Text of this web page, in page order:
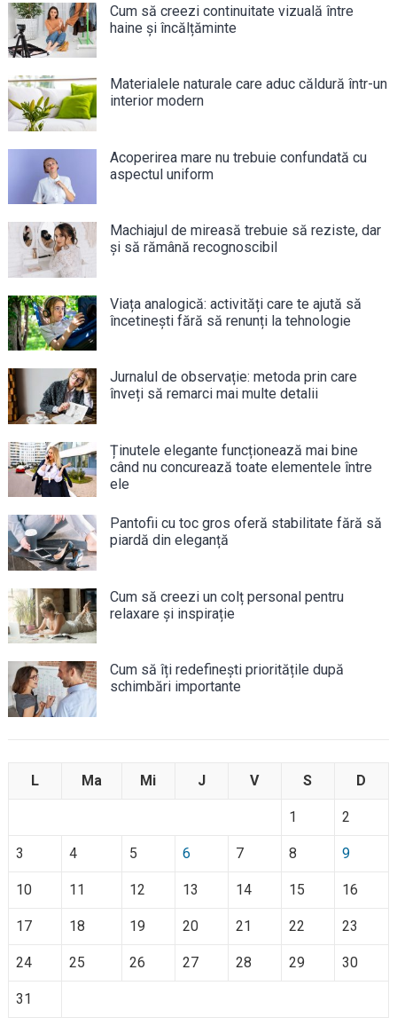
Cum să creezi continuitate vizuală între
haine și încălțăminte
Materialele naturale care aduc căldură într-un
interior modern
Acoperirea mare nu trebuie confundată cu
aspectul uniform
Machiajul de mireasă trebuie să reziste, dar
și să rămână recognoscibil
Viața analogică: activități care te ajută să
încetinești fără să renunți la tehnologie
Jurnalul de observație: metoda prin care
înveți să remarci mai multe detalii
Ținutele elegante funcționează mai bine
când nu concurează toate elementele între
ele
Pantofii cu toc gros oferă stabilitate fără să
piardă din eleganță
Cum să creezi un colț personal pentru
relaxare și inspirație
Cum să îți redefinești prioritățile după
schimbări importante
L Ma Mi J V S D
1 2
3 4 5 6 7 8 9
10 11 12 13 14 15 16
17 18 19 20 21 22 23
24 25 26 27 28 29 30
31